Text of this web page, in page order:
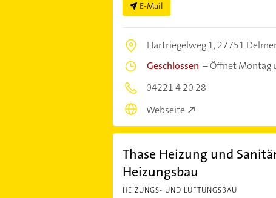
E-Mail
Hartriegelweg 1,27751
Geschlossen –Öffnet Montag
04221 4 20 28
Webseite
Thase Heizung und
Heizungsbau
HEIZUNGS- UND LÜFTUNGSBAU